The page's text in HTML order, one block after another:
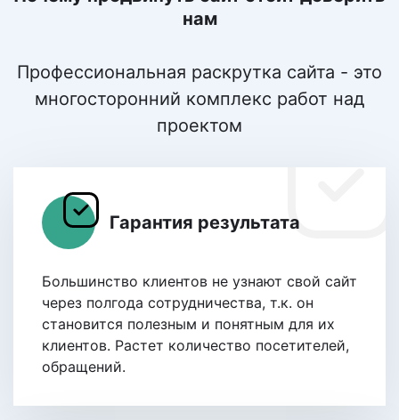
нам
Профессиональная раскрутка сайта - это
многосторонний комплекс работ над
проектом
Гарантия результата
Большинство клиентов не узнают свой сайт
через полгода сотрудничества, т.к. он
становится полезным и понятным для их
клиентов. Растет количество посетителей,
обращений.